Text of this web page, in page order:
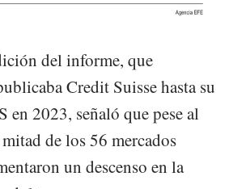
del informe, que
Credit Suisse hasta su
en 2023, señaló que pese al
de los 56 mercados
un descenso en la